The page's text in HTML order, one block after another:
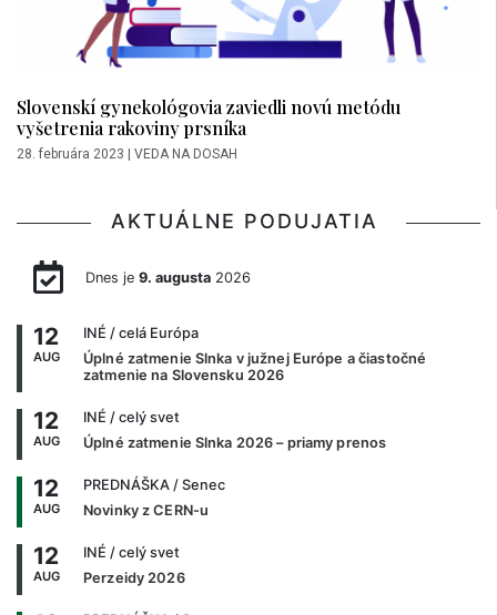
Slovenskí gynekológovia zaviedli novú metódu
vyšetrenia rakoviny prsníka
28. februára 2023 VEDA NA DOSAH
AKTUÁLNE PODUJATIA
Dnes je 9. augusta2026
12
AUG
INÉ / celá Európa
Úplné zatmenie Slnka v južnej Európe a čiastočné
zatmenie na Slovensku 2026
12
AUG
INÉ / celý svet
Úplné zatmenie Slnka 2026 – priamy prenos
12
AUG
PREDNÁŠKA / Senec
Novinky z CERN-u
12
AUG
INÉ / celý svet
Perzeidy 2026